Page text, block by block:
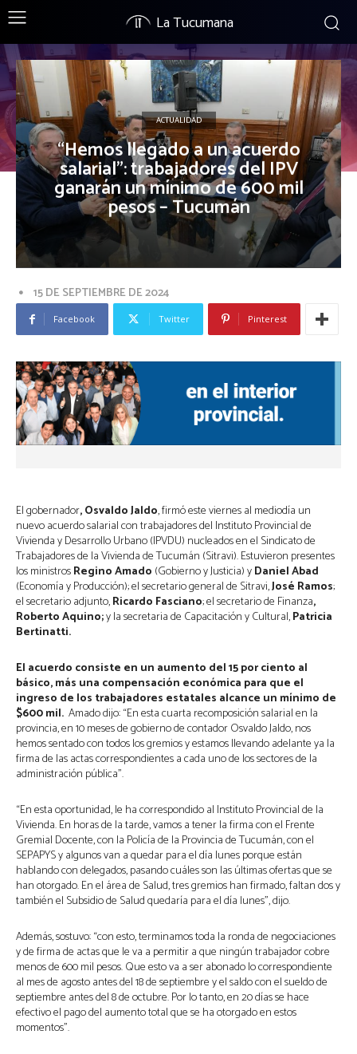
La Tucumana
ACTUALIDAD
“Hemos llegado a un acuerdo
salarial”: trabajadores del IPV
ganarán un mínimo de 600 mil
pesos – Tucumán
15 DE SEPTIEMBRE DE 2024
Facebook Twitter Pinterest
El gobernador, Osvaldo Jaldo, firmó este viernes al mediodía un
nuevo acuerdo salarial con trabajadores del Instituto Provincial de
Vivienda y Desarrollo Urbano (IPVDU) nucleados en el Sindicato de
Trabajadores de la Vivienda de Tucumán (Sitravi). Estuvieron presentes
los ministrosRegino Amado (Gobierno y Justicia) yDaniel Abad
(Economía y Producción); el secretario general de Sitravi,José Ramos;
el secretario adjunto,Ricardo Fasciano; el secretario de Finanza,
Roberto Aquino;y la secretaria de Capacitación y Cultural,Patricia
Bertinatti.
El acuerdo consiste en un aumento del 15 por ciento al
básico, más una compensación económica para que el
ingreso de los trabajadores estatales alcance un mínimo de
$600 mil. Amado dijo: “En esta cuarta recomposición salarial en la
provincia, en 10 meses de gobierno de contador Osvaldo Jaldo, nos
hemos sentado con todos los gremios y estamos llevando adelante ya la
firma de las actas correspondientes a cada uno de los sectores de la
administración pública”.
“En esta oportunidad, le ha correspondido al Instituto Provincial de la
Vivienda. En horas de la tarde, vamos a tener la firma con el Frente
Gremial Docente, con la Policía de la Provincia de Tucumán, con el
SEPAPYS y algunos van a quedar para el día lunes porque están
hablando con delegados, pasando cuáles son las últimas ofertas que se
han otorgado. En el área de Salud, tres gremios han firmado, faltan dos y
también el Subsidio de Salud quedaría para el día lunes”, dijo.
Además, sostuvo: “con esto, terminamos toda la ronda de negociaciones
y de firma de actas que le va a permitir a que ningún trabajador cobre
menos de 600 mil pesos. Que esto va a ser abonado lo correspondiente
al mes de agosto antes del 18 de septiembre y el saldo con el sueldo de
septiembre antes del 8 de octubre. Por lo tanto, en 20 días se hace
efectivo el pago del aumento total que se ha otorgado en estos
momentos”.